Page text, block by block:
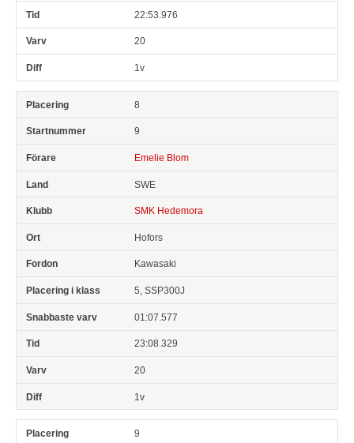
22:53.976
20
1v
8
9
Emelie Blom
SWE
SMK Hedemora
Hofors
Kawasaki
5, SSP300J
01:07.577
23:08.329
20
1v
9